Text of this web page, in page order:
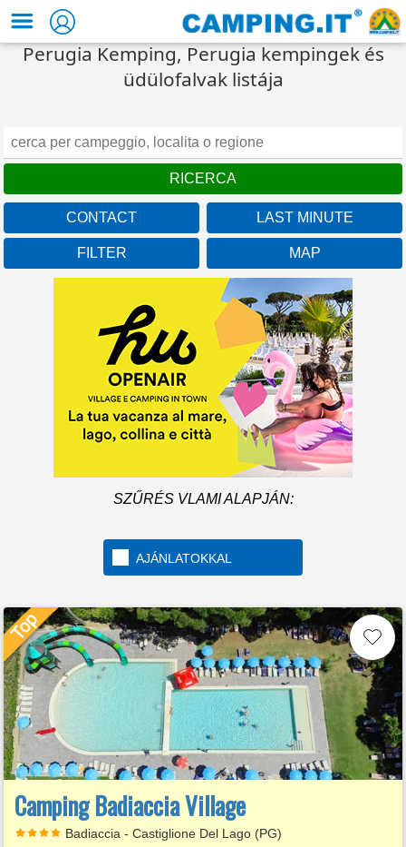
Perugia Kemping, Perugia kempingek és
üdülofalvak listája
CONTACT LAST MINUTE
FILTER MAP
SZŰRÉS VLAMI ALAPJÁN:
AJÁNLATOKKAL
Camping Badiaccia Village
Badiaccia - Castiglione Del Lago (PG)